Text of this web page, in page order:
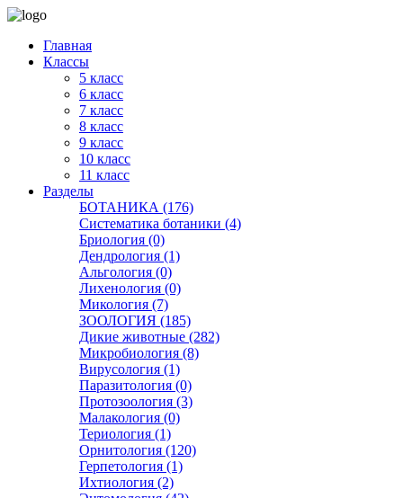
Главная
Классы
5 класс
6 класс
7 класс
8 класс
9 класс
10 класс
11 класс
Разделы
БОТАНИКА (176)
Систематика ботаники (4)
Бриология (0)
Дендрология (1)
Альгология (0)
Лихенология (0)
Микология (7)
ЗООЛОГИЯ (185)
Дикие животные (282)
Микробиология (8)
Вирусология (1)
Паразитология (0)
Протозоология (3)
Малакология (0)
Териология (1)
Орнитология (120)
Герпетология (1)
Ихтиология (2)